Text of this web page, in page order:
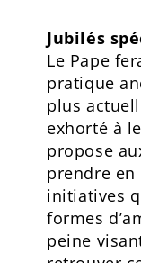
Jubilés
Le Pape
pratique
plus
exhorté à
propose
prendre en
initiatives
formes
peine